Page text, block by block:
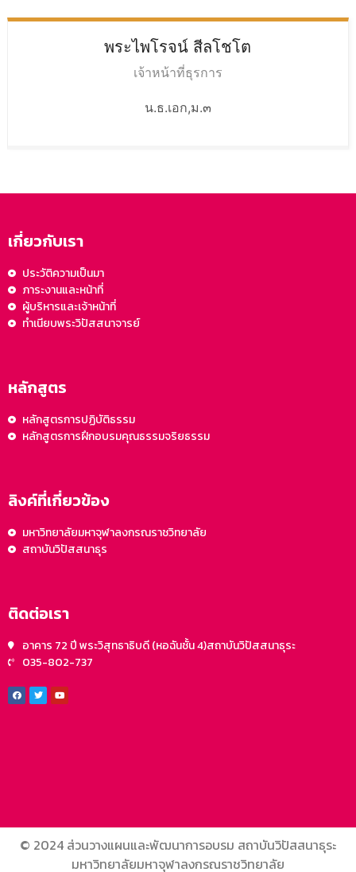
พระไพโรจน์ สีลโชโต
เจ้าหน้าที่ธุรการ
น.ธ.เอก,ม.๓
เกี่ยวกับเรา
ประวัติความเป็นมา
ภาระงานและหน้าที่
ผู้บริหารและเจ้าหน้าที่
ทำเนียบพระวิปัสสนาจารย์
หลักสูตร
หลักสูตรการปฏิบัติธรรม
หลักสูตรการฝึกอบรมคุณธรรมจริยธรรม
ลิงค์ที่เกี่ยวข้อง
มหาวิทยาลัยมหาจุฬาลงกรณราชวิทยาลัย
สถาบันวิปัสสนาธุร
ติดต่อเรา
อาคาร 72 ปี พระวิสุทธาธิบดี (หอฉันชั้น 4)สถาบันวิปัสสนาธุระ
035-802-737
© 2024 ส่วนวางแผนและพัฒนาการอบรม สถาบันวิปัสสนาธุระ
มหาวิทยาลัยมหาจุฬาลงกรณราชวิทยาลัย